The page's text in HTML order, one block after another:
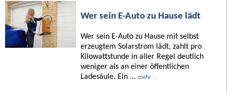
Wer sein E-Auto zu Hause lädt
Wer sein E-Auto zu Hause mit selbst
erzeugtem Solarstrom lädt, zahlt pro
Kilowattstunde in aller Regel deutlich
weniger als an einer öffentlichen
Ladesäule. Ein ... mehr ...